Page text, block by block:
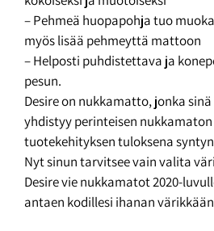
– Pehmeä huopapohja tuo
myös lisää pehmeyttä mattoon
– Helposti puhdistettava ja
pesun.
Desire on nukkamatto, jonka
yhdistyy perinteisen nukkamaton
tuotekehityksen tuloksena
Nyt sinun tarvitsee vain valita
Desire vie nukkamatot 2020-
antaen kodillesi ihanan